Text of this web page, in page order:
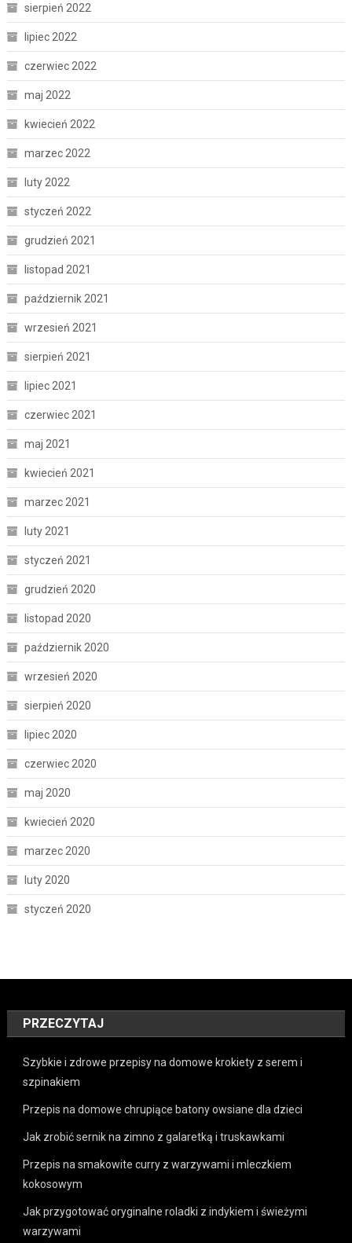
sierpień 2022
lipiec 2022
czerwiec 2022
maj 2022
kwiecień 2022
marzec 2022
luty 2022
styczeń 2022
grudzień 2021
listopad 2021
październik 2021
wrzesień 2021
sierpień 2021
lipiec 2021
czerwiec 2021
maj 2021
kwiecień 2021
marzec 2021
luty 2021
styczeń 2021
grudzień 2020
listopad 2020
październik 2020
wrzesień 2020
sierpień 2020
lipiec 2020
czerwiec 2020
maj 2020
kwiecień 2020
marzec 2020
luty 2020
styczeń 2020
PRZECZYTAJ
Szybkie i zdrowe przepisy na domowe krokiety z serem i
szpinakiem
Przepis na domowe chrupiące batony owsiane dla dzieci
Jak zrobić sernik na zimno z galaretką i truskawkami
Przepis na smakowite curry z warzywami i mleczkiem
kokosowym
Jak przygotować oryginalne roladki z indykiem i świeżymi
warzywami